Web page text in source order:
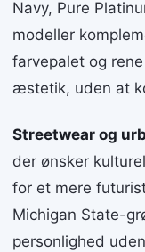
Navy, Pure
modeller
farvepalet og
æstetik, uden at
Streetwear og
der ønsker
for et mere
Michigan State-
personlighed